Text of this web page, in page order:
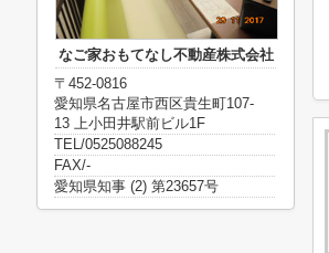
なご家おもてなし不動産株式会社
〒452-0816
愛知県名古屋市西区貴生町107-
13 上小田井駅前ビル1F
TEL/0525088245
FAX/-
愛知県知事 (2) 第23657号